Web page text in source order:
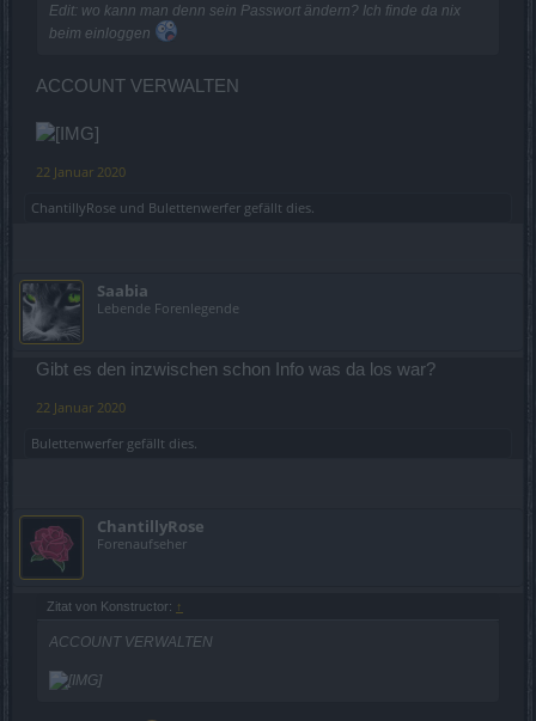
Edit: wo kann man denn sein Passwort ändern? Ich finde da nix
beim einloggen
ACCOUNT VERWALTEN
22 Januar 2020
ChantillyRose und Bulettenwerfer gefällt dies.
Saabia
Lebende Forenlegende
Gibt es den inzwischen schon Info was da los war?
22 Januar 2020
Bulettenwerfer gefällt dies.
ChantillyRose
Forenaufseher
Zitat von Konstructor: ↑
ACCOUNT VERWALTEN